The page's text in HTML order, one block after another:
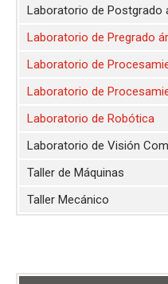
Laboratorio de Postgrado
Laboratorio de Pregrado
Laboratorio de
Laboratorio de
Laboratorio de Robótica
Laboratorio de Visión
Taller de Máquinas
Taller Mecánico